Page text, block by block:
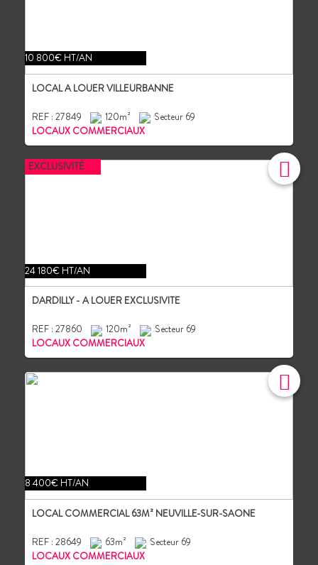
10 800€ HT/AN
LOCAL A LOUER VILLEURBANNE
REF : 27849 120m²
Secteur 69
LOCAUX COMMERCIAUX
24 180€ HT/AN
EXCLUSIVITÉ
DARDILLY - A LOUER EXCLUSIVITE
REF : 27860 120m²
Secteur 69
LOCAUX COMMERCIAUX
8 400€ HT/AN
LOCAL COMMERCIAL 63M² NEUVILLE-SUR-SAONE
REF : 28649 63m²
Secteur 69
LOCAUX COMMERCIAUX